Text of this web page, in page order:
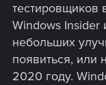
тестировщиков
Windows Insider
небольших
появиться, или
2020 году.